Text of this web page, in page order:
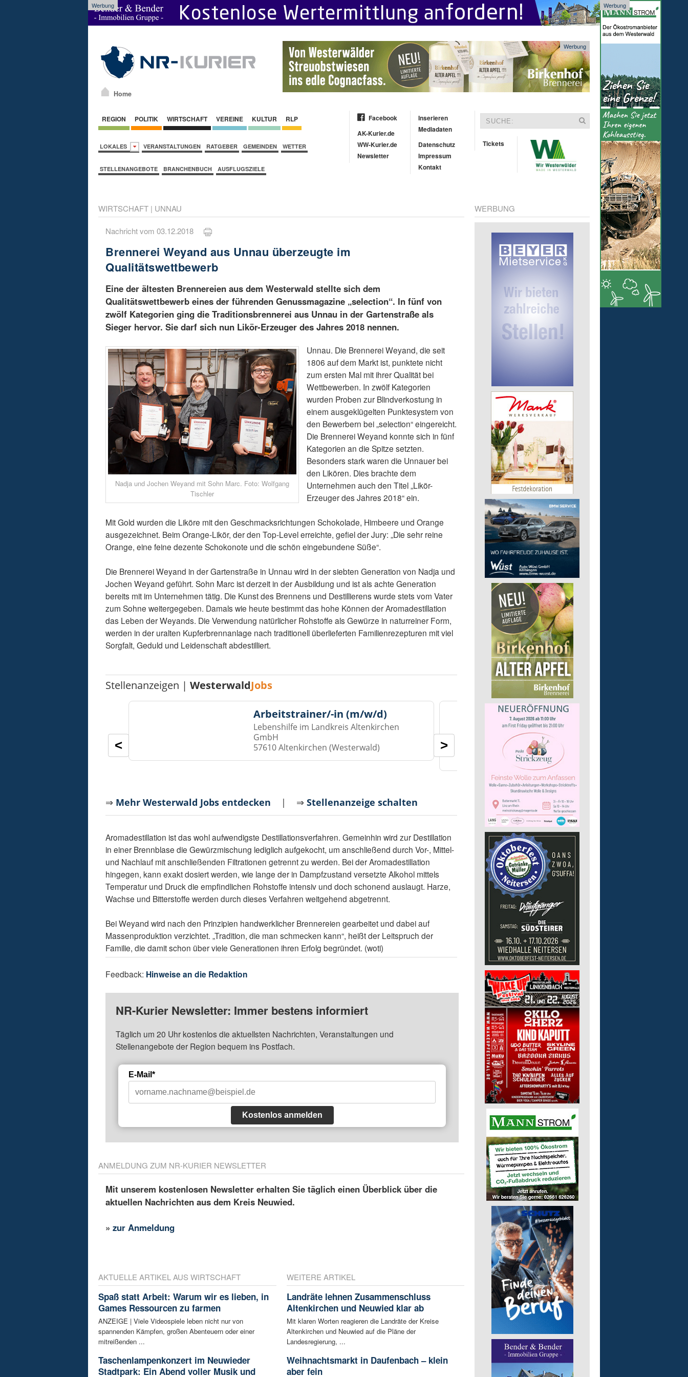
Werbung Werbung
Home
Werbung
REGION POLITIK WIRTSCHAFT VEREINE KULTUR RLP
LOKALES VERANSTALTUNGEN RATGEBER GEMEINDEN WETTER
STELLENANGEBOTE BRANCHENBUCH AUSFLUGSZIELE
Facebook
AK-Kurier.de
WW-Kurier.de
Newsletter
Inserieren
Mediadaten
Datenschutz
Impressum
Kontakt
Tickets
WIRTSCHAFT | UNNAU
Nachricht vom 03.12.2018
Brennerei Weyand aus Unnau überzeugte im
Qualitätswettbewerb
Eine der ältesten Brennereien aus dem Westerwald stellte sich dem
Qualitätswettbewerb eines der führenden Genussmagazine „selection“. In fünf von
zwölf Kategorien ging die Traditionsbrennerei aus Unnau in der Gartenstraße als
Sieger hervor. Sie darf sich nun Likör-Erzeuger des Jahres 2018 nennen.
Nadja und Jochen Weyand mit Sohn Marc. Foto: Wolfgang
Tischler
Unnau. Die Brennerei Weyand, die seit
1806 auf dem Markt ist, punktete nicht
zum ersten Mal mit ihrer Qualität bei
Wettbewerben. In zwölf Kategorien
wurden Proben zur Blindverkostung in
einem ausgeklügelten Punktesystem von
den Bewerbern bei „selection“ eingereicht.
Die Brennerei Weyand konnte sich in fünf
Kategorien an die Spitze setzten.
Besonders stark waren die Unnauer bei
den Likören. Dies brachte dem
Unternehmen auch den Titel „Likör-
Erzeuger des Jahres 2018“ ein.
Mit Gold wurden die Liköre mit den Geschmacksrichtungen Schokolade, Himbeere und Orange
ausgezeichnet. Beim Orange-Likör, der den Top-Level erreichte, gefiel der Jury: „Die sehr reine
Orange, eine feine dezente Schokonote und die schön eingebundene Süße“.
Die Brennerei Weyand in der Gartenstraße in Unnau wird in der siebten Generation von Nadja und
Jochen Weyand geführt. Sohn Marc ist derzeit in der Ausbildung und ist als achte Generation
bereits mit im Unternehmen tätig. Die Kunst des Brennens und Destillierens wurde stets vom Vater
zum Sohne weitergegeben. Damals wie heute bestimmt das hohe Können der Aromadestillation
das Leben der Weyands. Die Verwendung natürlicher Rohstoffe als Gewürze in naturreiner Form,
werden in der uralten Kupferbrennanlage nach traditionell überlieferten Familienrezepturen mit viel
Sorgfalt, Geduld und Leidenschaft abdestilliert.
Stellenanzeigen |WesterwaldJobs
Arbeitstrainer/-in (m/w/d)
Lebenshilfe im Landkreis Altenkirchen
GmbH
57610 Altenkirchen (Westerwald)
Auslieferungsfahrer/-in
für Mittagessen
GmbH
57537 Mittelhof
< >
⇒ Mehr Westerwald Jobs entdecken | ⇒Stellenanzeige schalten
Aromadestillation ist das wohl aufwendigste Destillationsverfahren. Gemeinhin wird zur Destillation
in einer Brennblase die Gewürzmischung lediglich aufgekocht, um anschließend durch Vor-, Mittel-
und Nachlauf mit anschließenden Filtrationen getrennt zu werden. Bei der Aromadestillation
hingegen, kann exakt dosiert werden, wie lange der in Dampfzustand versetzte Alkohol mittels
Temperatur und Druck die empfindlichen Rohstoffe intensiv und doch schonend auslaugt. Harze,
Wachse und Bitterstoffe werden durch dieses Verfahren weitgehend abgetrennt.
Bei Weyand wird nach den Prinzipien handwerklicher Brennereien gearbeitet und dabei auf
Massenproduktion verzichtet. „Tradition, die man schmecken kann“, heißt der Leitspruch der
Familie, die damit schon über viele Generationen ihren Erfolg begründet. (woti)
Feedback: Hinweise an die Redaktion
NR-Kurier Newsletter: Immer bestens informiert
Täglich um 20 Uhr kostenlos die aktuellsten Nachrichten, Veranstaltungen und
Stellenangebote der Region bequem ins Postfach.
E-Mail*
Kostenlos anmelden
ANMELDUNG ZUM NR-KURIER NEWSLETTER
Mit unserem kostenlosen Newsletter erhalten Sie täglich einen Überblick über die
aktuellen Nachrichten aus dem Kreis Neuwied.
»zur Anmeldung
AKTUELLE ARTIKEL AUS WIRTSCHAFT
Spaß statt Arbeit: Warum wir es lieben, in
Games Ressourcen zu farmen
ANZEIGE | Viele Videospiele leben nicht nur von
spannenden Kämpfen, großen Abenteuern oder einer
mitreißenden ...
Taschenlampenkonzert im Neuwieder
Stadtpark: Ein Abend voller Musik und
WEITERE ARTIKEL
Landräte lehnen Zusammenschluss
Altenkirchen und Neuwied klar ab
Mit klaren Worten reagieren die Landräte der Kreise
Altenkirchen und Neuwied auf die Pläne der
Landesregierung, ...
Weihnachtsmarkt in Daufenbach – klein
aber fein
WERBUNG